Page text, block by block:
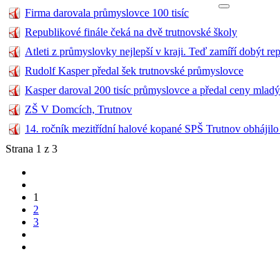
Firma darovala průmyslovce 100 tisíc
Republikové finále čeká na dvě trutnovské školy
Atleti z průmyslovky nejlepší v kraji. Teď zamíří dobýt
Rudolf Kasper předal šek trutnovské průmyslovce
Kasper daroval 200 tisíc průmyslovce a předal ceny
ZŠ V Domcích, Trutnov
14. ročník mezitřídní halové kopané SPŠ Trutnov
Strana 1 z 3
1
2
3